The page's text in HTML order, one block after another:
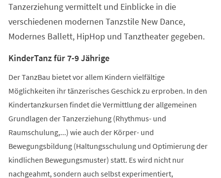
Tanzerziehung vermittelt und Einblicke in die
verschiedenen modernen Tanzstile New Dance,
Modernes Ballett, HipHop und Tanztheater gegeben.
KinderTanz für 7-9 Jährige
Der TanzBau bietet vor allem Kindern vielfältige
Möglichkeiten ihr tänzerisches Geschick zu erproben. In den
Kindertanzkursen findet die Vermittlung der allgemeinen
Grundlagen der Tanzerziehung (Rhythmus- und
Raumschulung,...) wie auch der Körper- und
Bewegungsbildung (Haltungsschulung und Optimierung der
kindlichen Bewegungsmuster) statt. Es wird nicht nur
nachgeahmt, sondern auch selbst experimentiert,